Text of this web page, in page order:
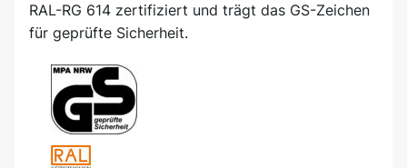
RAL-RG 614 zertifiziert und trägt das GS-Zeichen
für geprüfte Sicherheit.